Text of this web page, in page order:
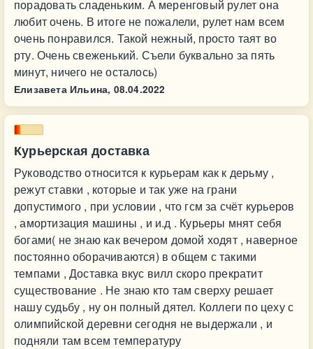
порадовать сладеньким. А меренговый рулет она
любит очень. В итоге не пожалели, рулет нам всем
очень понравился. Такой нежный, просто таят во
рту. Очень свеженький. Съели буквально за пять
минут, ничего не осталось)
Елизавета Ильина, 08.04.2022
Курьерская доставка
Руководство относится к курьерам как к дерьму ,
режут ставки , которые и так уже на грани
допустимого , при условии , что гсм за счёт курьеров
, амортизация машины , и и.д . Курьеры мнят себя
богами( не знаю как вечером домой ходят , наверное
постоянно оборачиваются) в общем с такими
темпами , Доставка вкус вилл скоро прекратит
существование . Не знаю кто там сверху решает
нашу судьбу , ну он полный дятел. Коллеги по цеху с
олимпийской деревни сегодня не выдержали , и
подняли там всем температуру